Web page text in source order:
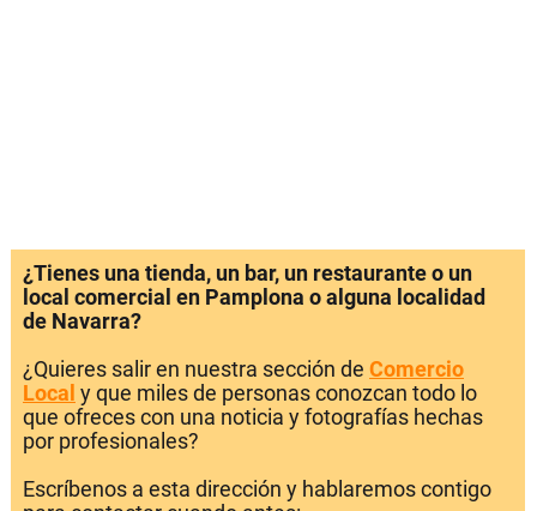
¿Tienes una tienda, un bar, un restaurante o un
local comercial en Pamplona o alguna localidad
de Navarra?
¿Quieres salir en nuestra sección de Comercio
Local y que miles de personas conozcan todo lo
que ofreces con una noticia y fotografías hechas
por profesionales?
Escríbenos a esta dirección y hablaremos contigo